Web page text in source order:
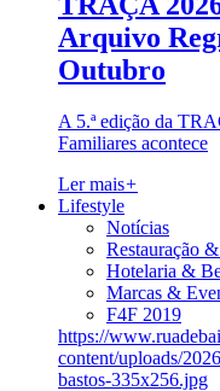
Arquivo
Outubro
A 5.ª edição da
Familiares acontece
Ler mais+
Lifestyle
Notícias
Restauração
Hotelaria &
Marcas &
F4F 2019
https://
content/uploads/
bastos-335x256.jpg